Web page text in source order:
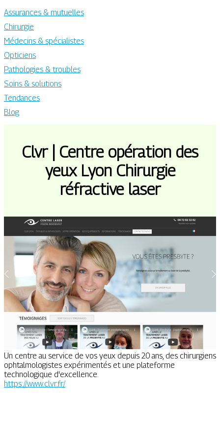
Assurances & mutuelles
Chirurgie
Médecins & spécialistes
Opticiens
Pathologies & troubles
Soins & solutions
Tendances
Blog
Clvr | Centre opération des
yeux Lyon Chirurgie
réfractive laser
Un centre au service de vos yeux depuis 20 ans, des chirurgiens
ophtalmologistes expérimentés et une plateforme
technologique d'excellence.
https://www.clvr.fr/